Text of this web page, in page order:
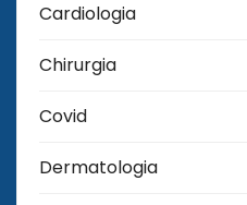
Cardiologia
Chirurgia
Covid
Dermatologia